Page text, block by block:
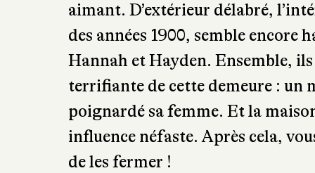
aimant. D’extérieur délabré,
des années 1900, semble encore
Hannah et Hayden. Ensemble,
terrifiante de cette demeure : un
poignardé sa femme. Et la
influence néfaste. Après cela,
de les fermer !